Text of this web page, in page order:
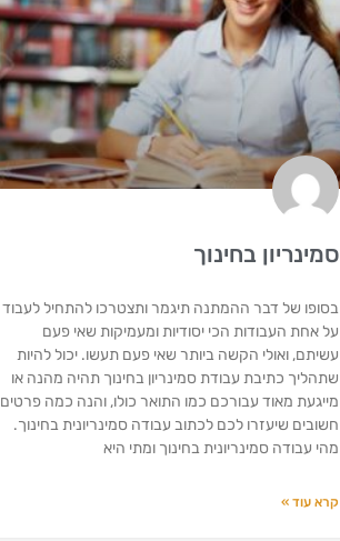
סמינריון בחינוך
בסופו של דבר ההמתנה תיגמר ותצטרכו להתחיל לעבוד
על אחת העבודות הכי יסודיות ומעמיקות שאי פעם
עשיתם, ואולי הקשה ביותר שאי פעם תעשו. יכול להיות
שתהליך כתיבת עבודת סמינריון בחינוך תהיה מהנה או
מייגעת מאוד עבורכם כמו התואר כולו, והנה כמה פרטים
חשובים שיעזרו לכם לכתוב עבודה סמינריונית בחינוך.
מהי עבודה סמינריונית בחינוך ומתי היא
קרא עוד »